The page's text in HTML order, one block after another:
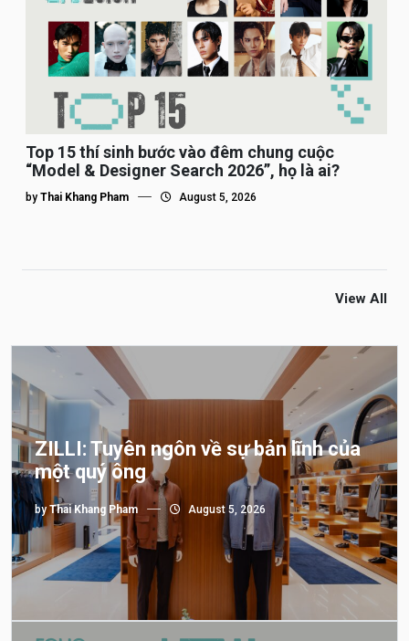
Top 15 thí sinh bước vào đêm chung cuộc
“Model & Designer Search 2026”, họ là ai?
by Thai Khang Pham August 5, 2026
View All
ZILLI: Tuyên ngôn về sự bản lĩnh của
một quý ông
by Thai Khang Pham August 5, 2026